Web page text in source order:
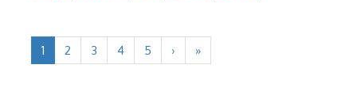
1 2 3 4 5 › »